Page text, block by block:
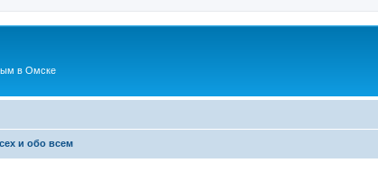
в Омске
и обо всем